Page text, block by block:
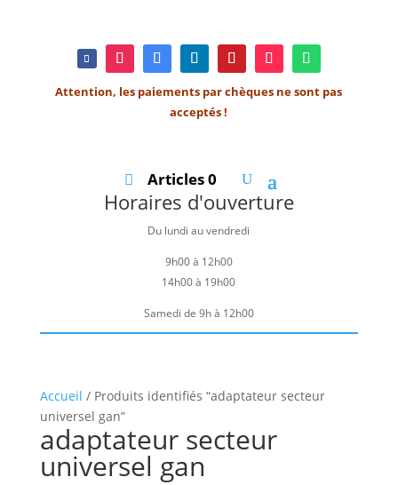
Attention, les paiements par chèques ne sont pas
acceptés !
Articles 0
Horaires d'ouverture
Du lundi au vendredi
9h00 à 12h00
14h00 à 19h00
Samedi de 9h à 12h00
Accueil / Produits identifiés “adaptateur secteur
universel gan”
adaptateur secteur
universel gan